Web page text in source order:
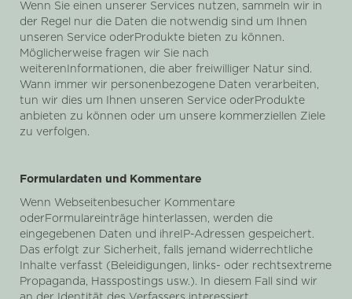
Wenn Sie einen unserer Services nutzen, sammeln wir in
der Regel nur die Daten die notwendig sind um Ihnen
unseren Service oderProdukte bieten zu können.
Möglicherweise fragen wir Sie nach
weiterenInformationen, die aber freiwilliger Natur sind.
Wann immer wir personenbezogene Daten verarbeiten,
tun wir dies um Ihnen unseren Service oderProdukte
anbieten zu können oder um unsere kommerziellen Ziele
zu verfolgen.
Formulardaten und Kommentare
Wenn Webseitenbesucher Kommentare
oderFormulareinträge hinterlassen, werden die
eingegebenen Daten und ihreIP-Adressen gespeichert.
Das erfolgt zur Sicherheit, falls jemand widerrechtliche
Inhalte verfasst (Beleidigungen, links- oder rechtsextreme
Propaganda, Hasspostings usw.). In diesem Fall sind wir